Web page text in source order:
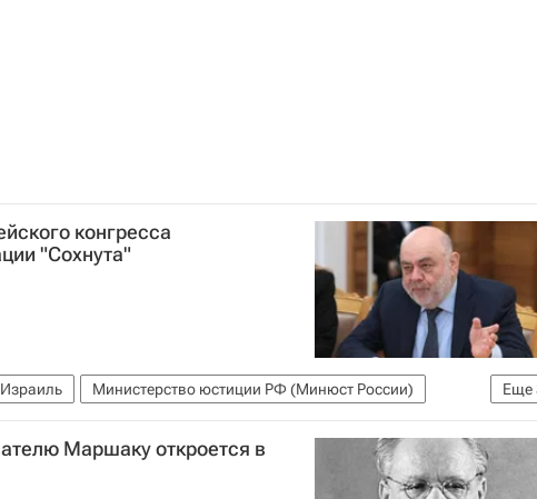
конгресса
"Сохнута"
Еще
Израиль
Министерство юстиции РФ (Минюст России)
Маршаку откроется в